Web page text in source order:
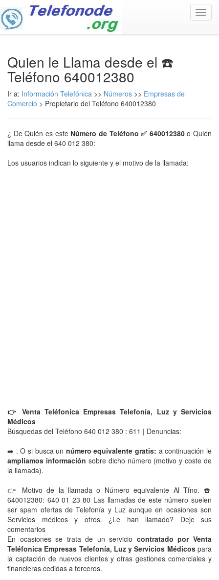
Quien le Llama desde el ☎️
Teléfono 640012380
Ir a: Información Telefónica >> Números >> Empresas de
Comercio > Propietario del Teléfono 640012380
¿ De Quién es este Número de Teléfono ✅ 640012380o Quién
llama desde el 640 012 380:
Los usuarios indican lo siguiente y el motivo de la llamada:
👉 Venta Teléfonica Empresas Telefonía, Luz y Servicios
Médicos
Búsquedas del Teléfono 640 012 380 : 611 | Denuncias:
➡️ . O si busca un número equivalente gratis: a continuación le
ampliamos información sobre dicho número (motivo y coste de
la llamada).
👉 Motivo de la llamada o Número equivalente Al Tfno. ☎️
640012380: 640 01 23 80 Las llamadas de este número suelen
ser spam ofertas de Telefonía y Luz aunque en ocasiones son
Servicios médicos y otros. ¿Le han llamado? Deje sus
comentarios
En ocasiones se trata de un servicio contratado por Venta
Teléfonica Empresas Telefonía, Luz y Servicios Médicos para
la captación de nuevos clientes y otras gestiones comerciales y
financieras cedidas a terceros.